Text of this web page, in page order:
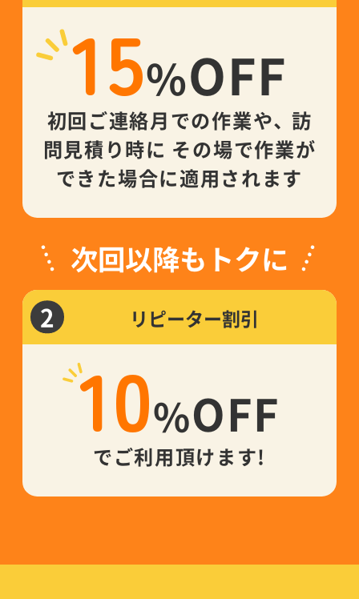
15%OFF
初回ご連絡月での作業や、 訪
問見積り時に その場で作業が
できた場合に適用されます
次回以降もトクに
リピーター割引
2
10%OFF
でご利用頂けます!